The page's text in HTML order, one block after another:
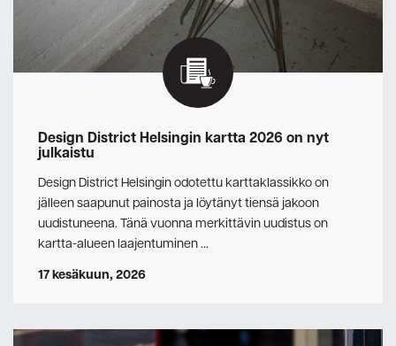
Design District Helsingin kartta 2026 on nyt
julkaistu
Design District Helsingin odotettu karttaklassikko on
jälleen saapunut painosta ja löytänyt tiensä jakoon
uudistuneena. Tänä vuonna merkittävin uudistus on
kartta-alueen laajentuminen …
17 kesäkuun, 2026